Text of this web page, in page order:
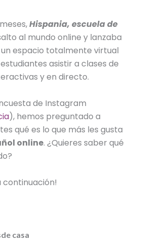
Hispania, escuela de
al mundo online y lanzaba
un espacio totalmente virtual
asistir a clases de
y en directo.
de Instagram
), hemos preguntado a
qué es lo que más les gusta
online. ¿Quieres saber qué
continuación!
casa